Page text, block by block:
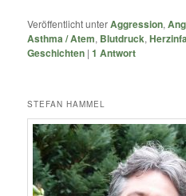
Veröffentlicht unterAggression,
Asthma / Atem, Blutdruck,
Geschichten |1 Antwort
STEFAN HAMMEL